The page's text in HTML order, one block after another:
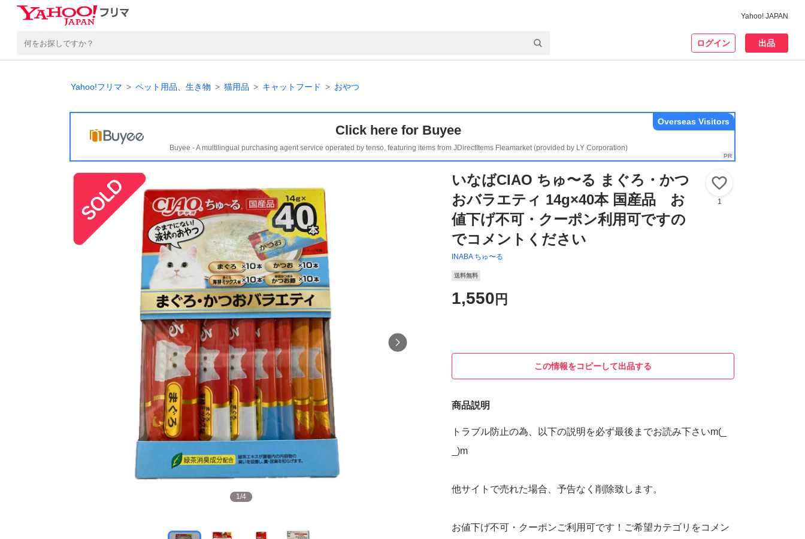
Yahoo! JAPAN
ログイン 出品
Yahoo!フリマ ペット用品、生き物 猫用品 キャットフード おやつ
Click here for Buyee
Buyee - A multilingual purchasing agent service operated by tenso, featuring items from JDirectItems Fleamarket (provided by LY Corporation)
Overseas Visitors
1/4
いなばCIAO ちゅ〜る まぐろ・かつ
おバラエティ 14g×40本 国産品 お
値下げ不可・クーポン利用可ですの
でコメントください
INABA ちゅ〜る
1
送料無料
1,550 円
この情報をコピーして出品する
商品説明
トラブル防止の為、以下の説明を必ず最後までお読み下さいm(_
_)m
他サイトで売れた場合、予告なく削除致します。
お値下げ不可・クーポンご利用可です！ご希望カテゴリをコメン